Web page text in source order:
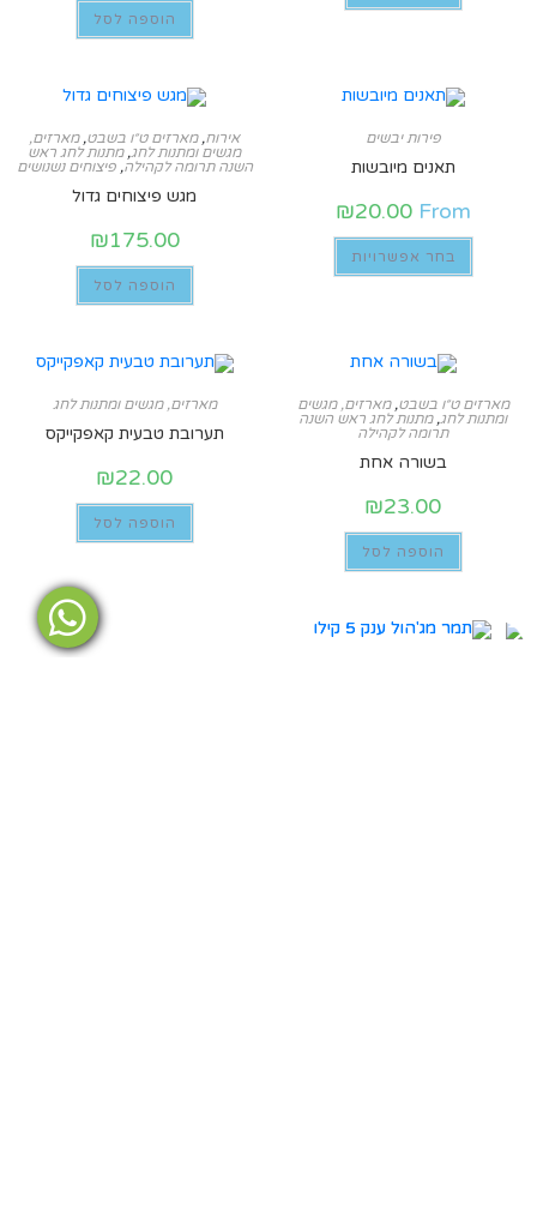
הוספה לסל
פירות יבשים
תאנים מיובשות
From
₪20.00
בחר אפשרויות
אירוח,מארזים ט״ו בשבט,מארזים,
מגשים ומתנות לחג,מתנות לחג ראש
השנה תרומה לקהילה,פיצוחים נשנושים
מגש פיצוחים גדול
₪175.00
הוספה לסל
מארזים ט״ו בשבט,מארזים, מגשים
ומתנות לחג,מתנות לחג ראש השנה
תרומה לקהילה
בשורה אחת
₪23.00
הוספה לסל
מארזים, מגשים ומתנות לחג
תערובת טבעית קאפקייקס
₪22.00
הוספה לסל